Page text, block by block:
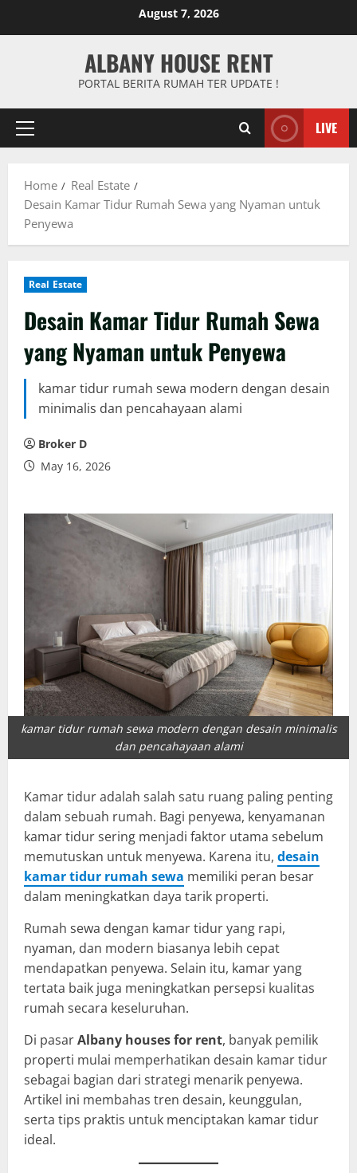
August 7, 2026
ALBANY HOUSE RENT
PORTAL BERITA RUMAH TER UPDATE !
Primary
LIVE
Home
Real Estate
Desain Kamar Tidur Rumah Sewa yang Nyaman untuk
Penyewa
Real Estate
Desain Kamar Tidur Rumah Sewa
yang Nyaman untuk Penyewa
kamar tidur rumah sewa modern dengan desain
minimalis dan pencahayaan alami
Broker D
May 16, 2026
kamar tidur rumah sewa modern dengan desain minimalis
dan pencahayaan alami
Kamar tidur adalah salah satu ruang paling penting
dalam sebuah rumah. Bagi penyewa, kenyamanan
kamar tidur sering menjadi faktor utama sebelum
memutuskan untuk menyewa. Karena itu, desain
kamar tidur rumah sewa memiliki peran besar
dalam meningkatkan daya tarik properti.
Rumah sewa dengan kamar tidur yang rapi,
nyaman, dan modern biasanya lebih cepat
mendapatkan penyewa. Selain itu, kamar yang
tertata baik juga meningkatkan persepsi kualitas
rumah secara keseluruhan.
Di pasarAlbany houses for rent, banyak pemilik
properti mulai memperhatikan desain kamar tidur
sebagai bagian dari strategi menarik penyewa.
Artikel ini membahas tren desain, keunggulan,
serta tips praktis untuk menciptakan kamar tidur
ideal.